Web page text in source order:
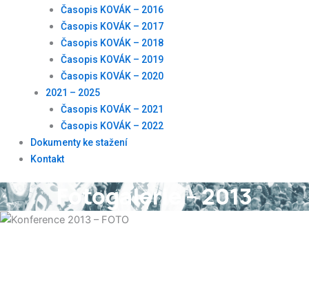
Časopis KOVÁK – 2016
Časopis KOVÁK – 2017
Časopis KOVÁK – 2018
Časopis KOVÁK – 2019
Časopis KOVÁK – 2020
2021 – 2025
Časopis KOVÁK – 2021
Časopis KOVÁK – 2022
Dokumenty ke stažení
Kontakt
Fotogalerie – 2013